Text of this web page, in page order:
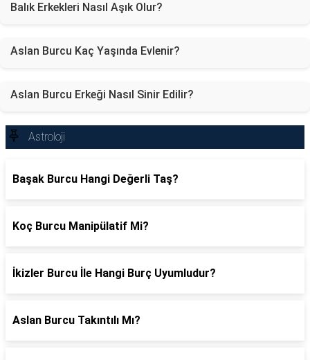
Balık Erkekleri Nasıl Aşık Olur?
Aslan Burcu Kaç Yaşında Evlenir?
Aslan Burcu Erkeği Nasıl Sinir Edilir?
Astroloji
Başak Burcu Hangi Değerli Taş?
Koç Burcu Manipülatif Mi?
İkizler Burcu İle Hangi Burç Uyumludur?
Aslan Burcu Takıntılı Mı?